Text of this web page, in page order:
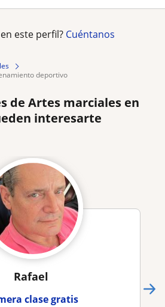
este perfil? Cuéntanos
deportivo
de Artes marciales en
interesarte
Rafael
clase gratis